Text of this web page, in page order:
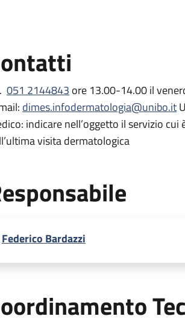
051 2144843 ore 13.00-14.00 il
dimes.infodermatologia@unibo.it
indicare nell’oggetto il servizio
visita dermatologica
Federico Bardazzi